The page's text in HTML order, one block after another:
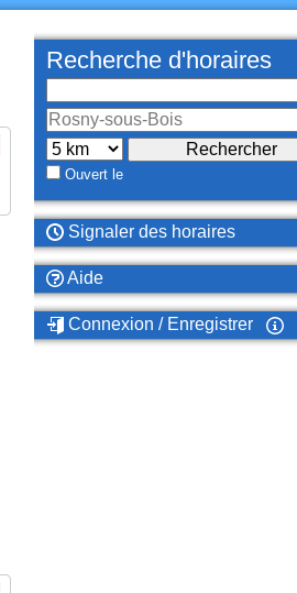
Recherche d'horaires
Ouvert le
Signaler des horaires
Aide
Connexion / Enregistrer